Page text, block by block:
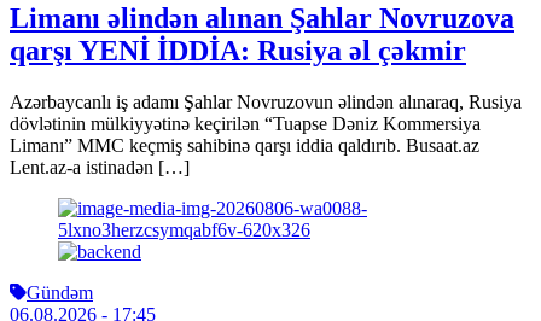
Limanı əlindən alınan Şahlar Novruzova
qarşı YENİ İDDİA: Rusiya əl çəkmir
Azərbaycanlı iş adamı Şahlar Novruzovun əlindən alınaraq, Rusiya
dövlətinin mülkiyyətinə keçirilən “Tuapse Dəniz Kommersiya
Limanı” MMC keçmiş sahibinə qarşı iddia qaldırıb. Busaat.az
Lent.az-a istinadən […]
Gündəm
06.08.2026 - 17:45